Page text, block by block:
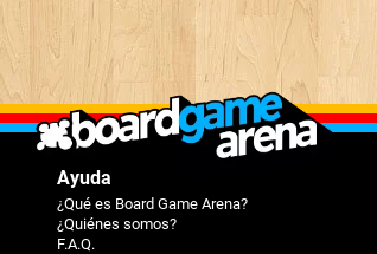
Ayuda
¿Qué es Board Game Arena?
¿Quiénes somos?
F.A.Q.